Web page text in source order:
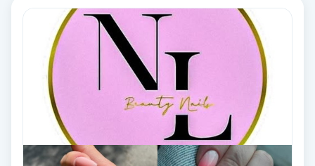
Osteopati
Paraffinbehandling
Pensionärklippning